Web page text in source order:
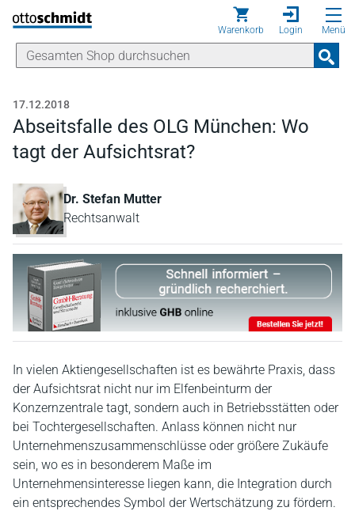
Direkt zum Inhalt
Warenkorb Login Menü
17.12.2018
Abseitsfalle des OLG München: Wo
tagt der Aufsichtsrat?
Dr. Stefan Mutter
Rechtsanwalt
In vielen Aktiengesellschaften ist es bewährte Praxis, dass
der Aufsichtsrat nicht nur im Elfenbeinturm der
Konzernzentrale tagt, sondern auch in Betriebsstätten oder
bei Tochtergesellschaften. Anlass können nicht nur
Unternehmenszusammenschlüsse oder größere Zukäufe
sein, wo es in besonderem Maße im
Unternehmensinteresse liegen kann, die Integration durch
ein entsprechendes Symbol der Wertschätzung zu fördern.